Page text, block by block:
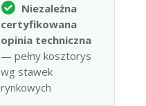
Niezależna
certyfikowana
opinia techniczna
— pełny kosztorys
wg stawek
rynkowych